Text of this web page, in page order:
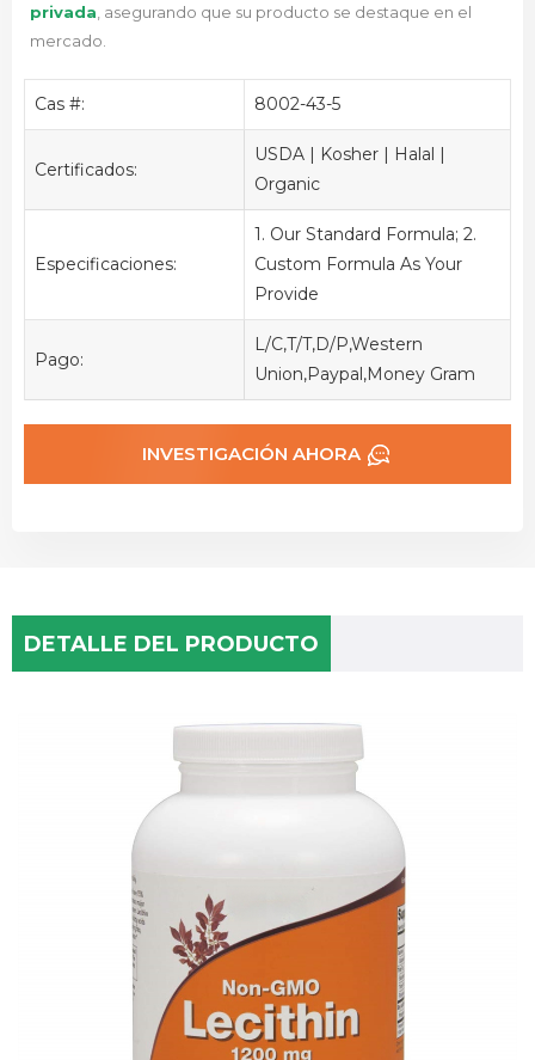
privada , asegurando que su producto se destaque en el
mercado.
Cas #: 8002-43-5
Certificados:
USDA | Kosher | Halal |
Organic
Especificaciones:
1. Our Standard Formula; 2.
Custom Formula As Your
Provide
Pago:
L/C,T/T,D/P,Western
Union,Paypal,Money Gram
INVESTIGACIÓN AHORA
DETALLE DEL PRODUCTO